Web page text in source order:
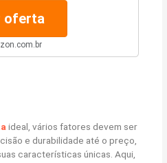
oferta
ideal, vários fatores devem ser
e durabilidade até o preço,
características únicas. Aqui,